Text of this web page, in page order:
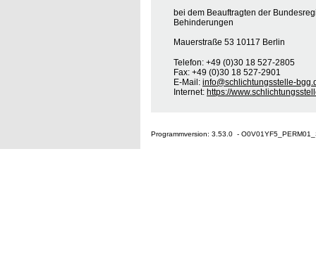
bei dem Beauftragten der
Behinderungen
Mauerstraße 53 10117 Berlin
Telefon: +49 (0)30 18 527-2805
Fax: +49 (0)30 18 527-2901
E-Mail: info@schlichtungsstelle-
Internet: https://
Programmversion: 3.53.0 -